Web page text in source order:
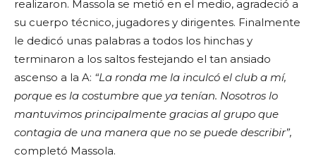
realizaron. Massola se metió en el medio, agradeció a
su cuerpo técnico, jugadores y dirigentes. Finalmente
le dedicó unas palabras a todos los hinchas y
terminaron a los saltos festejando el tan ansiado
ascenso a la A: “La ronda me la inculcó el club a mí,
porque es la costumbre que ya tenían. Nosotros lo
mantuvimos principalmente gracias al grupo que
contagia de una manera que no se puede describir”,
completó Massola.